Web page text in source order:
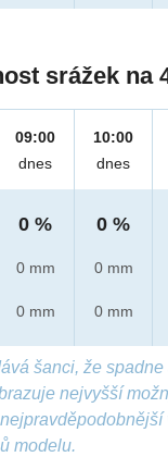
srážek na
09:00
dnes
0 %
0 mm
0 mm
10:00
dnes
0 %
0 mm
0 mm
šanci, že
nejvyšší
modelu.